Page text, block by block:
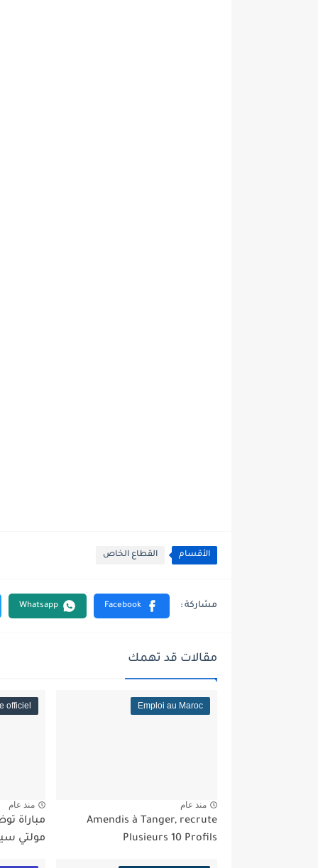
الأقسام القطاع الخاص
مقالات قد تهمك
Emploi au Maroc
منذ عام
Amendis à Tanger, recrute
Plusieurs 10 Profils
officiel
منذ عام
مولتي